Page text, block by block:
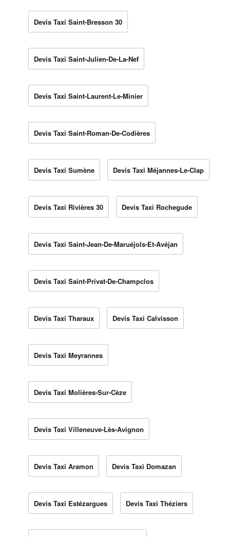
Devis Taxi Saint-Bresson 30
Devis Taxi Saint-Julien-De-La-Nef
Devis Taxi Saint-Laurent-Le-Minier
Devis Taxi Saint-Roman-De-Codières
Devis Taxi Sumène Devis Taxi Méjannes-Le-Clap
Devis Taxi Rivières 30 Devis Taxi Rochegude
Devis Taxi Saint-Jean-De-Maruéjols-Et-Avéjan
Devis Taxi Saint-Privat-De-Champclos
Devis Taxi Tharaux Devis Taxi Calvisson
Devis Taxi Meyrannes
Devis Taxi Molières-Sur-Cèze
Devis Taxi Villeneuve-Lès-Avignon
Devis Taxi Aramon Devis Taxi Domazan
Devis Taxi Estézargues Devis Taxi Théziers